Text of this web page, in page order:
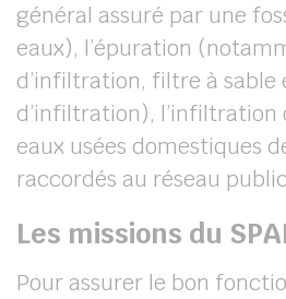
général assuré par une
eaux), l’épuration
d’infiltration, filtre à sable
d’infiltration), l’infiltration
eaux usées domestiques
raccordés au réseau
Les missions du
Pour assurer le bon